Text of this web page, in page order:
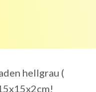
hellgrau (